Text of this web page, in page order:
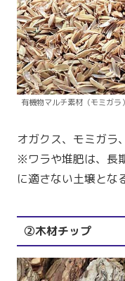
有機物マルチ素材（モミガラ）
オガクス、モミガラ
※ワラや堆肥は、長
に適さない土壌とな
②木材チップ